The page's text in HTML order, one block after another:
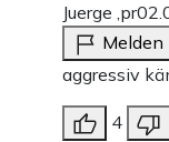
Juerge ,pr
Melden
aggressiv
4